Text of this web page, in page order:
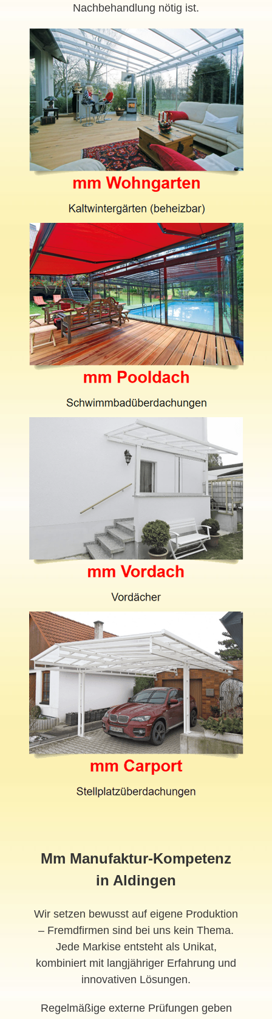
Nachbehandlung nötig ist.
Mm Manufaktur-Kompetenz
in Aldingen
Wir setzen bewusst auf eigene Produktion
– Fremdfirmen sind bei uns kein Thema.
Jede Markise entsteht als Unikat,
kombiniert mit langjähriger Erfahrung und
innovativen Lösungen.
Regelmäßige externe Prüfungen geben